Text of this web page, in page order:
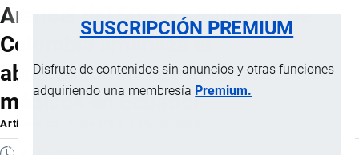
SUSCRIPCIÓN PREMIUM
Disfrute de contenidos sin anuncios y otras funciones
adquiriendo una membresía Premium.
de
navegación
Arancel del 50% a productos de
Colombia amenaza el
abastecimiento de insumos
médicos en Ecuador
Artículo